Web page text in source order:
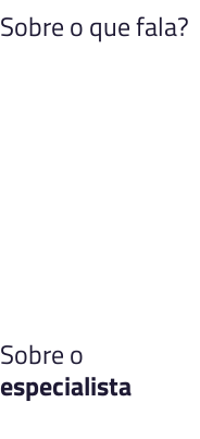
Sobre o que fala?
Sobre o
especialista